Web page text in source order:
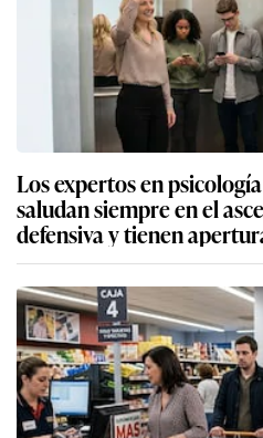
Los expertos en
saludan siempre en el
defensiva y tienen